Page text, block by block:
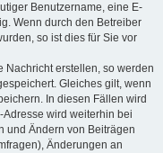
Benutzername, eine E-
Wenn durch den Betreiber
so ist dies für Sie vor
Nachricht erstellen, so werden
Gleiches gilt, wenn
In diesen Fällen wird
wird weiterhin bei
und Ändern von Beiträgen
Änderungen an